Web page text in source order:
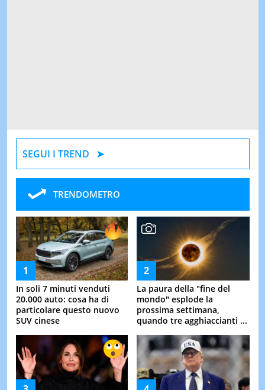
SEGUI I TREND
TRENDOMETRO
In soli 7 minuti venduti
20.000 auto: cosa ha di
particolare questo nuovo
SUV cinese
La paura della "fine del
mondo" esplode la
prossima settimana,
quando tre agghiaccianti ...